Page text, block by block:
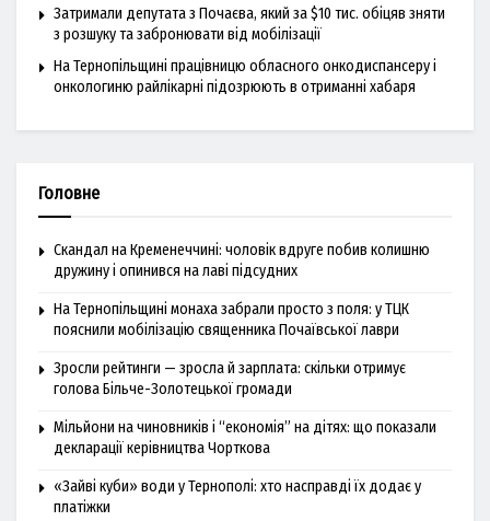
Затримали депутата з Почаєва, який за $10 тис. обіцяв зняти
з розшуку та забронювати від мобілізації
На Тернопільщині працівницю обласного онкодиспансеру і
онкологиню райлікарні підозрюють в отриманні хабаря
Головне
Скандал на Кременеччині: чоловік вдруге побив колишню
дружину і опинився на лаві підсудних
На Тернопільщині монаха забрали просто з поля: у ТЦК
пояснили мобілізацію священника Почаївської лаври
Зросли рейтинги — зросла й зарплата: скільки отримує
голова Більче-Золотецької громади
Мільйони на чиновників і “економія” на дітях: що показали
декларації керівництва Чорткова
«Зайві куби» води у Тернополі: хто насправді їх додає у
платіжки